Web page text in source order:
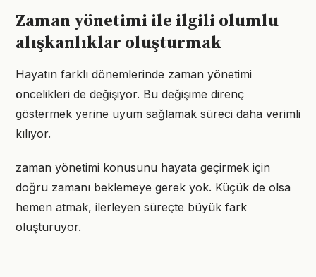
Zaman yönetimi ile ilgili olumlu
alışkanlıklar oluşturmak
Hayatın farklı dönemlerinde zaman yönetimi
öncelikleri de değişiyor. Bu değişime direnç
göstermek yerine uyum sağlamak süreci daha verimli
kılıyor.
zaman yönetimi konusunu hayata geçirmek için
doğru zamanı beklemeye gerek yok. Küçük de olsa
hemen atmak, ilerleyen süreçte büyük fark
oluşturuyor.